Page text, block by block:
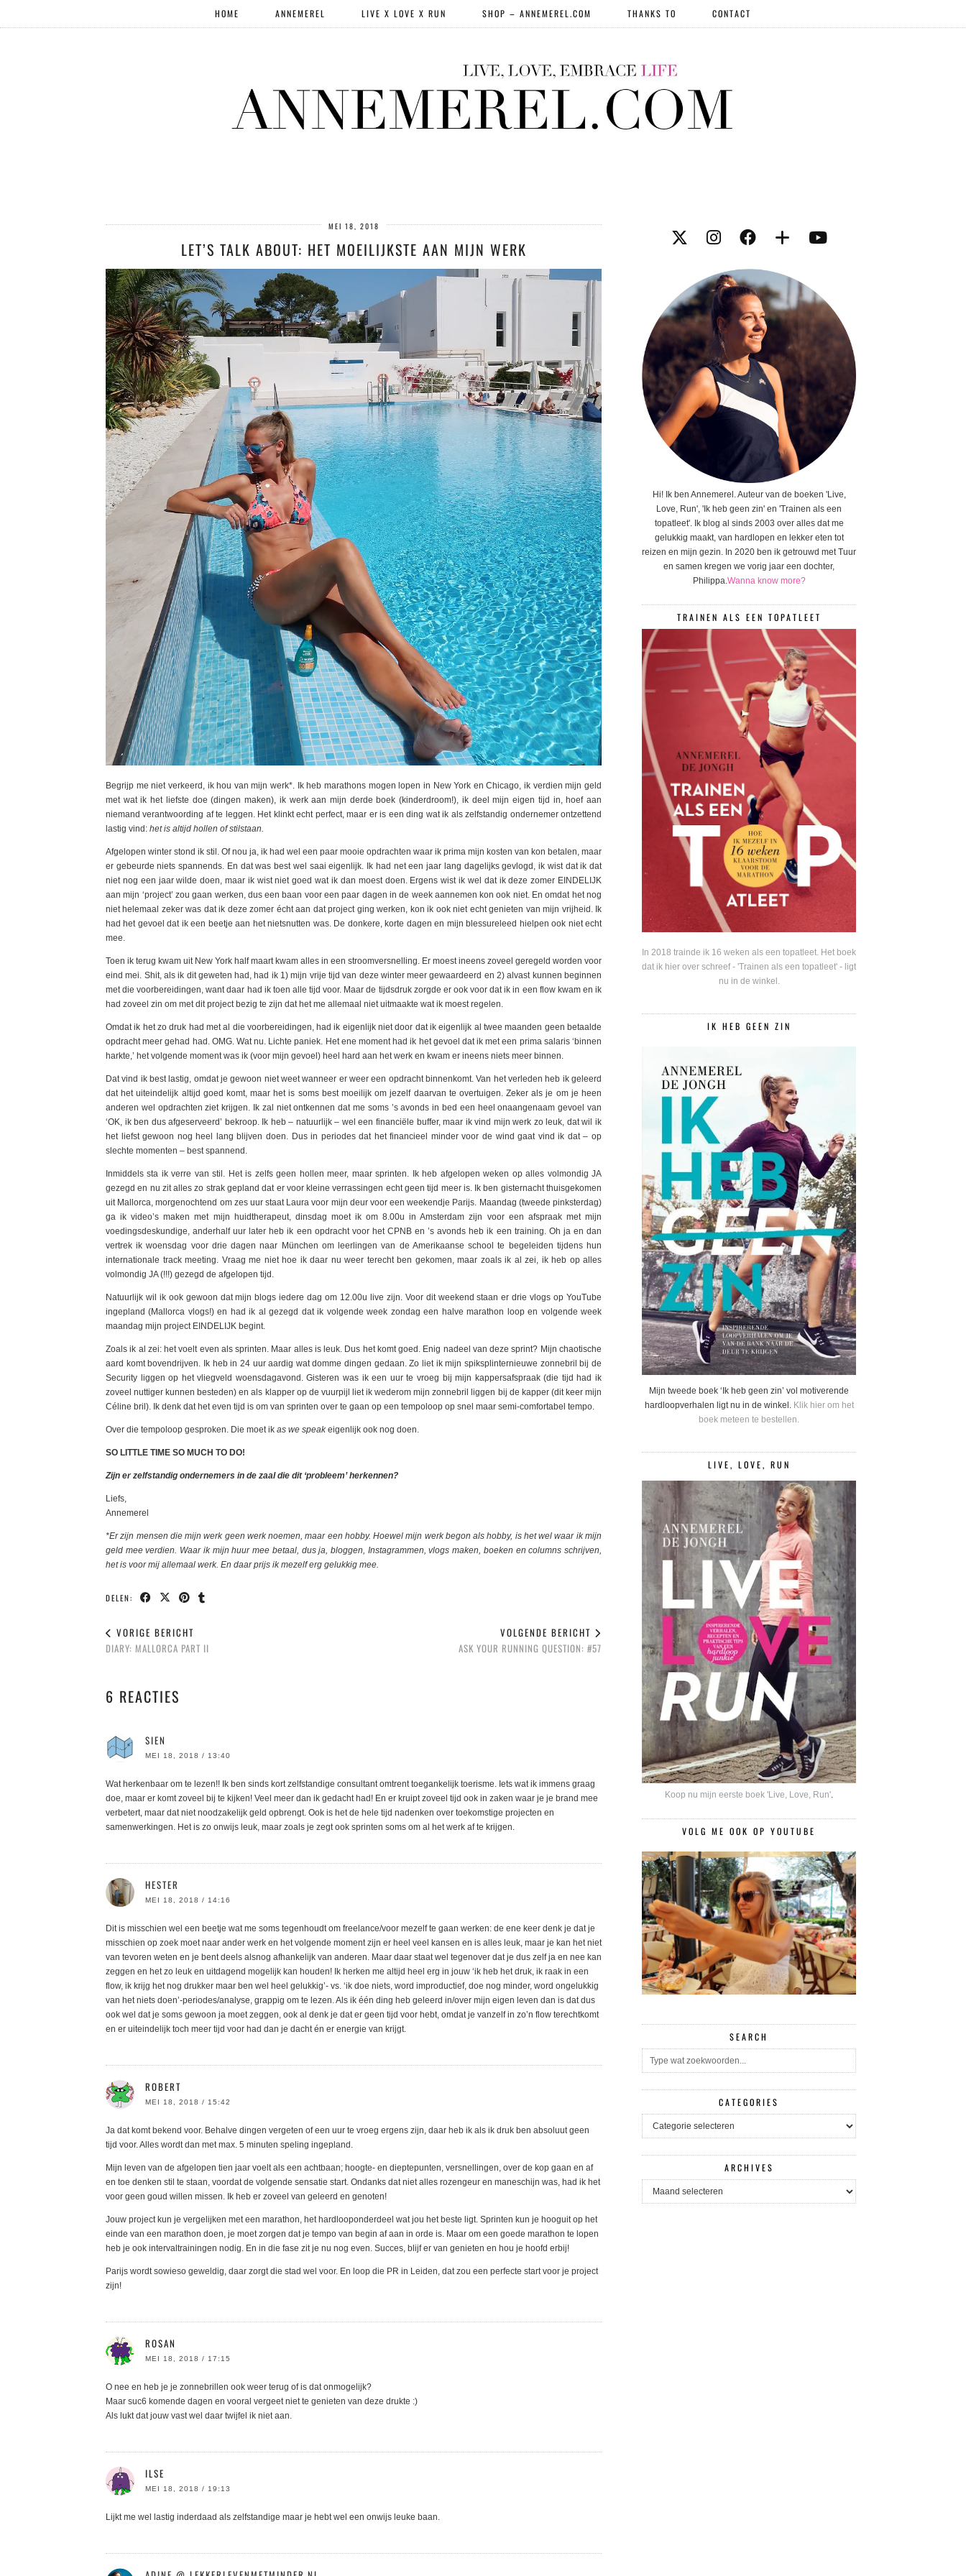
HOME ANNEMEREL LIVE X LOVE X RUN SHOP – ANNEMEREL.COM THANKS TO CONTACT
MEI 18, 2018
LET’S TALK ABOUT: HET MOEILIJKSTE AAN MIJN WERK
Begrijp me niet verkeerd, ik hou van mijn werk*. Ik heb marathons mogen lopen in New York en Chicago, ik verdien mijn geld
met wat ik het liefste doe (dingen maken), ik werk aan mijn derde boek (kinderdroom!), ik deel mijn eigen tijd in, hoef aan
niemand verantwoording af te leggen. Het klinkt echt perfect, maar er is een ding wat ik als zelfstandig ondernemer ontzettend
lastig vind: het is altijd hollen of stilstaan.
Afgelopen winter stond ik stil. Of nou ja, ik had wel een paar mooie opdrachten waar ik prima mijn kosten van kon betalen, maar
er gebeurde niets spannends. En dat was best wel saai eigenlijk. Ik had net een jaar lang dagelijks gevlogd, ik wist dat ik dat
niet nog een jaar wilde doen, maar ik wist niet goed wat ik dan moest doen. Ergens wist ik wel dat ik deze zomer EINDELIJK
aan mijn ‘project’ zou gaan werken, dus een baan voor een paar dagen in de week aannemen kon ook niet. En omdat het nog
niet helemaal zeker was dat ik deze zomer écht aan dat project ging werken, kon ik ook niet echt genieten van mijn vrijheid. Ik
had het gevoel dat ik een beetje aan het nietsnutten was. De donkere, korte dagen en mijn blessureleed hielpen ook niet echt
mee.
Toen ik terug kwam uit New York half maart kwam alles in een stroomversnelling. Er moest ineens zoveel geregeld worden voor
eind mei. Shit, als ik dit geweten had, had ik 1) mijn vrije tijd van deze winter meer gewaardeerd en 2) alvast kunnen beginnen
met die voorbereidingen, want daar had ik toen alle tijd voor. Maar de tijdsdruk zorgde er ook voor dat ik in een flow kwam en ik
had zoveel zin om met dit project bezig te zijn dat het me allemaal niet uitmaakte wat ik moest regelen.
Omdat ik het zo druk had met al die voorbereidingen, had ik eigenlijk niet door dat ik eigenlijk al twee maanden geen betaalde
opdracht meer gehad had. OMG. Wat nu. Lichte paniek. Het ene moment had ik het gevoel dat ik met een prima salaris ‘binnen
harkte,’ het volgende moment was ik (voor mijn gevoel) heel hard aan het werk en kwam er ineens niets meer binnen.
Dat vind ik best lastig, omdat je gewoon niet weet wanneer er weer een opdracht binnenkomt. Van het verleden heb ik geleerd
dat het uiteindelijk altijd goed komt, maar het is soms best moeilijk om jezelf daarvan te overtuigen. Zeker als je om je heen
anderen wel opdrachten ziet krijgen. Ik zal niet ontkennen dat me soms ’s avonds in bed een heel onaangenaam gevoel van
‘OK, ik ben dus afgeserveerd’ bekroop. Ik heb – natuurlijk – wel een financiële buffer, maar ik vind mijn werk zo leuk, dat wil ik
het liefst gewoon nog heel lang blijven doen. Dus in periodes dat het financieel minder voor de wind gaat vind ik dat – op
slechte momenten – best spannend.
Inmiddels sta ik verre van stil. Het is zelfs geen hollen meer, maar sprinten. Ik heb afgelopen weken op alles volmondig JA
gezegd en nu zit alles zo strak gepland dat er voor kleine verrassingen echt geen tijd meer is. Ik ben gisternacht thuisgekomen
uit Mallorca, morgenochtend om zes uur staat Laura voor mijn deur voor een weekendje Parijs. Maandag (tweede pinksterdag)
ga ik video’s maken met mijn huidtherapeut, dinsdag moet ik om 8.00u in Amsterdam zijn voor een afspraak met mijn
voedingsdeskundige, anderhalf uur later heb ik een opdracht voor het CPNB en ’s avonds heb ik een training. Oh ja en dan
vertrek ik woensdag voor drie dagen naar München om leerlingen van de Amerikaanse school te begeleiden tijdens hun
internationale track meeting. Vraag me niet hoe ik daar nu weer terecht ben gekomen, maar zoals ik al zei, ik heb op alles
volmondig JA (!!!) gezegd de afgelopen tijd.
Natuurlijk wil ik ook gewoon dat mijn blogs iedere dag om 12.00u live zijn. Voor dit weekend staan er drie vlogs op YouTube
ingepland (Mallorca vlogs!) en had ik al gezegd dat ik volgende week zondag een halve marathon loop en volgende week
maandag mijn project EINDELIJK begint.
Zoals ik al zei: het voelt even als sprinten. Maar alles is leuk. Dus het komt goed. Enig nadeel van deze sprint? Mijn chaotische
aard komt bovendrijven. Ik heb in 24 uur aardig wat domme dingen gedaan. Zo liet ik mijn spiksplinternieuwe zonnebril bij de
Security liggen op het vliegveld woensdagavond. Gisteren was ik een uur te vroeg bij mijn kappersafspraak (die tijd had ik
zoveel nuttiger kunnen besteden) en als klapper op de vuurpijl liet ik wederom mijn zonnebril liggen bij de kapper (dit keer mijn
Céline bril). Ik denk dat het even tijd is om van sprinten over te gaan op een tempoloop op snel maar semi-comfortabel tempo.
Over die tempoloop gesproken. Die moet ik as we speakeigenlijk ook nog doen.
SO LITTLE TIME SO MUCH TO DO!
Zijn er zelfstandig ondernemers in de zaal die dit ‘probleem’ herkennen?
Liefs,
Annemerel
*Er zijn mensen die mijn werk geen werk noemen, maar een hobby. Hoewel mijn werk begon als hobby, is het wel waar ik mijn
geld mee verdien. Waar ik mijn huur mee betaal, dus ja, bloggen, Instagrammen, vlogs maken, boeken en columns schrijven,
het is voor mij allemaal werk. En daar prijs ik mezelf erg gelukkig mee.
DELEN:
VORIGE BERICHT
DIARY: MALLORCA PART II
VOLGENDE BERICHT
ASK YOUR RUNNING QUESTION: #57
6 REACTIES
SIEN
MEI 18, 2018 / 13:40
Wat herkenbaar om te lezen!! Ik ben sinds kort zelfstandige consultant omtrent toegankelijk toerisme. Iets wat ik immens graag
doe, maar er komt zoveel bij te kijken! Veel meer dan ik gedacht had! En er kruipt zoveel tijd ook in zaken waar je je brand mee
verbetert, maar dat niet noodzakelijk geld opbrengt. Ook is het de hele tijd nadenken over toekomstige projecten en
samenwerkingen. Het is zo onwijs leuk, maar zoals je zegt ook sprinten soms om al het werk af te krijgen.
HESTER
MEI 18, 2018 / 14:16
Dit is misschien wel een beetje wat me soms tegenhoudt om freelance/voor mezelf te gaan werken: de ene keer denk je dat je
misschien op zoek moet naar ander werk en het volgende moment zijn er heel veel kansen en is alles leuk, maar je kan het niet
van tevoren weten en je bent deels alsnog afhankelijk van anderen. Maar daar staat wel tegenover dat je dus zelf ja en nee kan
zeggen en het zo leuk en uitdagend mogelijk kan houden! Ik herken me altijd heel erg in jouw ‘ik heb het druk, ik raak in een
flow, ik krijg het nog drukker maar ben wel heel gelukkig’- vs. ‘ik doe niets, word improductief, doe nog minder, word ongelukkig
van het niets doen’-periodes/analyse, grappig om te lezen. Als ik één ding heb geleerd in/over mijn eigen leven dan is dat dus
ook wel dat je soms gewoon ja moet zeggen, ook al denk je dat er geen tijd voor hebt, omdat je vanzelf in zo’n flow terechtkomt
en er uiteindelijk toch meer tijd voor had dan je dacht én er energie van krijgt.
ROBERT
MEI 18, 2018 / 15:42
Ja dat komt bekend voor. Behalve dingen vergeten of een uur te vroeg ergens zijn, daar heb ik als ik druk ben absoluut geen
tijd voor. Alles wordt dan met max. 5 minuten speling ingepland.
Mijn leven van de afgelopen tien jaar voelt als een achtbaan; hoogte- en dieptepunten, versnellingen, over de kop gaan en af
en toe denken stil te staan, voordat de volgende sensatie start. Ondanks dat niet alles rozengeur en maneschijn was, had ik het
voor geen goud willen missen. Ik heb er zoveel van geleerd en genoten!
Jouw project kun je vergelijken met een marathon, het hardlooponderdeel wat jou het beste ligt. Sprinten kun je hooguit op het
einde van een marathon doen, je moet zorgen dat je tempo van begin af aan in orde is. Maar om een goede marathon te lopen
heb je ook intervaltrainingen nodig. En in die fase zit je nu nog even. Succes, blijf er van genieten en hou je hoofd erbij!
Parijs wordt sowieso geweldig, daar zorgt die stad wel voor. En loop die PR in Leiden, dat zou een perfecte start voor je project
zijn!
ROSAN
MEI 18, 2018 / 17:15
O nee en heb je je zonnebrillen ook weer terug of is dat onmogelijk?
Maar suc6 komende dagen en vooral vergeet niet te genieten van deze drukte :)
Als lukt dat jouw vast wel daar twijfel ik niet aan.
ILSE
MEI 18, 2018 / 19:13
Lijkt me wel lastig inderdaad als zelfstandige maar je hebt wel een onwijs leuke baan.
Hi! Ik ben Annemerel. Auteur van de boeken 'Live,
Love, Run', 'Ik heb geen zin' en 'Trainen als een
topatleet'. Ik blog al sinds 2003 over alles dat me
gelukkig maakt, van hardlopen en lekker eten tot
reizen en mijn gezin. In 2020 ben ik getrouwd met Tuur
en samen kregen we vorig jaar een dochter,
Philippa.Wanna know more?
TRAINEN ALS EEN TOPATLEET
In 2018 trainde ik 16 weken als een topatleet. Het boek
dat ik hier over schreef - 'Trainen als een topatleet' - ligt
nu in de winkel.
IK HEB GEEN ZIN
Mijn tweede boek ‘Ik heb geen zin’ vol motiverende
hardloopverhalen ligt nu in de winkel. Klik hier om het
boek meteen te bestellen.
LIVE, LOVE, RUN
Koop nu mijn eerste boek 'Live, Love, Run'.
VOLG ME OOK OP YOUTUBE
SEARCH
CATEGORIES
CATEGORIES
ARCHIVES
ARCHIVES